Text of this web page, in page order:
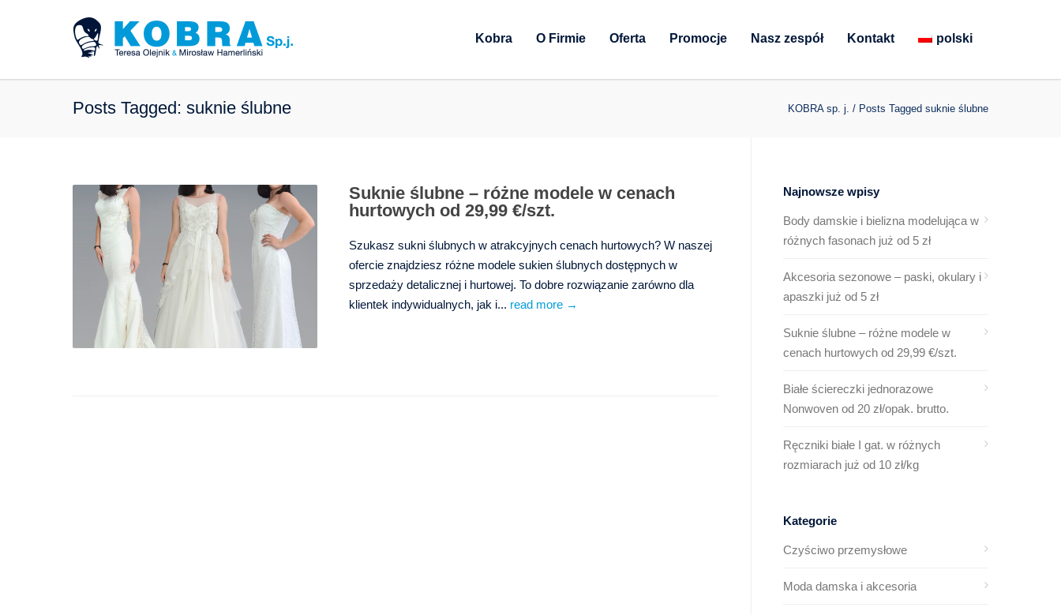
Kobra O Firmie Oferta Promocje Nasz zespół Kontakt polski
Posts Tagged: suknie ślubne KOBRA sp. j. / Posts Tagged suknie ślubne
Suknie ślubne – różne modele w cenach
hurtowych od 29,99 €/szt.
Szukasz sukni ślubnych w atrakcyjnych cenach hurtowych? W naszej
ofercie znajdziesz różne modele sukien ślubnych dostępnych w
sprzedaży detalicznej i hurtowej. To dobre rozwiązanie zarówno dla
klientek indywidualnych, jak i... read more →
Najnowsze wpisy
Body damskie i bielizna modelująca w
różnych fasonach już od 5 zł
Akcesoria sezonowe – paski, okulary i
apaszki już od 5 zł
Suknie ślubne – różne modele w
cenach hurtowych od 29,99 €/szt.
Białe ściereczki jednorazowe
Nonwoven od 20 zł/opak. brutto.
Ręczniki białe I gat. w różnych
rozmiarach już od 10 zł/kg
Kategorie
Czyściwo przemysłowe
Moda damska i akcesoria